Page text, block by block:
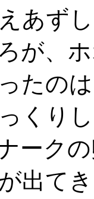
あず
、ホ
たの
くり
ーク
出て